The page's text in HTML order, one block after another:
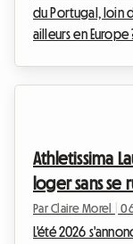
du Portugal, loin
ailleurs en
portugais.
Athletissima
loger sans se
Par Claire Morel
L'été 2026